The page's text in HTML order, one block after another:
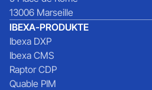
13006 Marseille
IBEXA-PRODUKTE
Ibexa DXP
Ibexa CMS
Raptor CDP
Quable PIM